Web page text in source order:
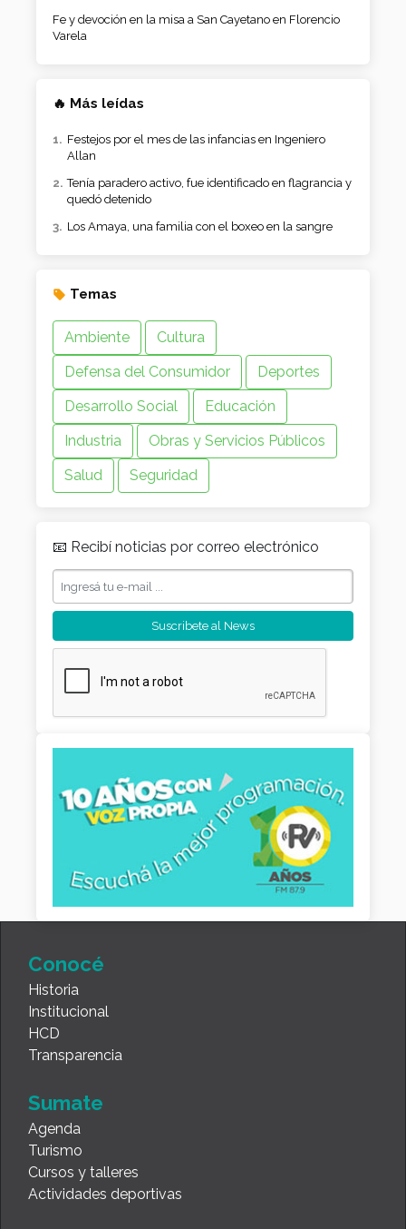
Fe y devoción en la misa a San Cayetano en Florencio
Varela
🔥 Más leídas
Festejos por el mes de las infancias en Ingeniero
Allan
Tenía paradero activo, fue identificado en flagrancia y
quedó detenido
Los Amaya, una familia con el boxeo en la sangre
Temas
Ambiente
Cultura
Defensa del Consumidor
Deportes
Desarrollo Social
Educación
Industria
Obras y Servicios Públicos
Salud
Seguridad
📧 Recibí noticias por correo electrónico
Conocé
Historia
Institucional
HCD
Transparencia
Sumate
Agenda
Turismo
Cursos y talleres
Actividades deportivas